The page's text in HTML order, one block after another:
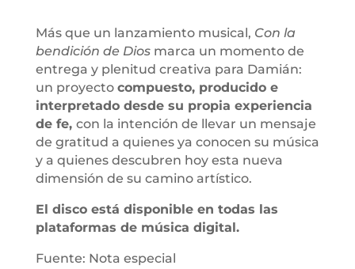
Más que un lanzamiento musical, Con la
bendición de Diosmarca un momento de
entrega y plenitud creativa para Damián:
un proyecto compuesto, producido e
interpretado desde su propia experiencia
de fe, con la intención de llevar un mensaje
de gratitud a quienes ya conocen su música
y a quienes descubren hoy esta nueva
dimensión de su camino artístico.
El disco está disponible en todas las
plataformas de música digital.
Fuente: Nota especial